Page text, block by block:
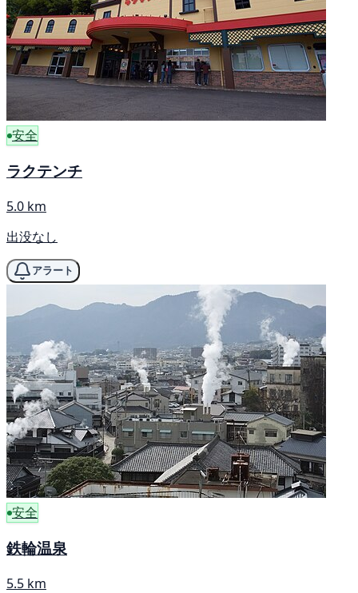
安全
ラクテンチ
5.0 km
出没なし
アラート
安全
鉄輪温泉
5.5 km